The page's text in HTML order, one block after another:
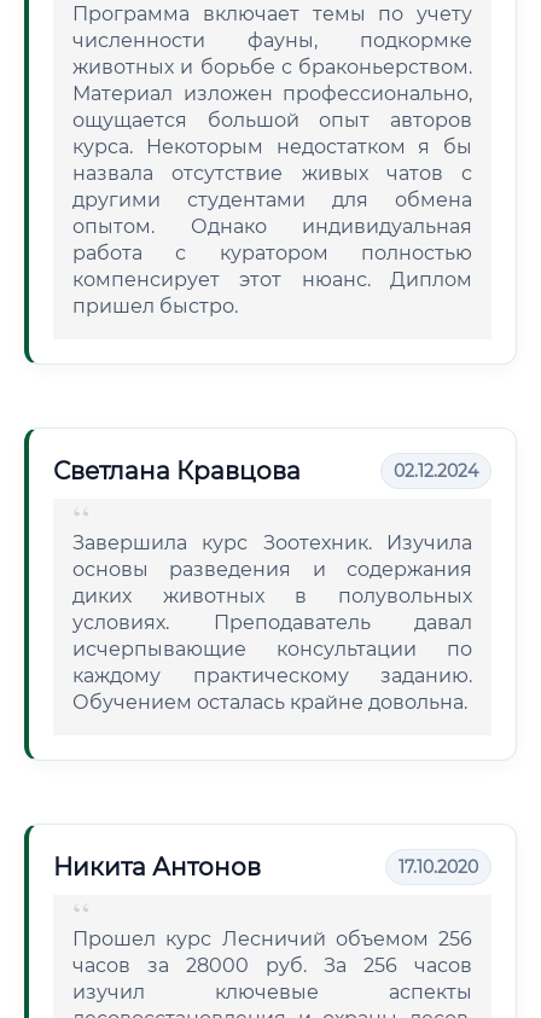
Программа включает темы по учету
численности фауны, подкормке
животных и борьбе с браконьерством.
Материал изложен профессионально,
ощущается большой опыт авторов
курса. Некоторым недостатком я бы
назвала отсутствие живых чатов с
другими студентами для обмена
опытом. Однако индивидуальная
работа с куратором полностью
компенсирует этот нюанс. Диплом
пришел быстро.
Светлана Кравцова 02.12.2024
Завершила курс Зоотехник. Изучила
основы разведения и содержания
диких животных в полувольных
условиях. Преподаватель давал
исчерпывающие консультации по
каждому практическому заданию.
Обучением осталась крайне довольна.
Никита Антонов 17.10.2020
Прошел курс Лесничий объемом 256
часов за 28000 руб. За 256 часов
изучил ключевые аспекты